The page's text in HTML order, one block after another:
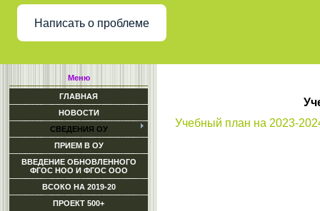
Написать о проблеме
Меню
ГЛАВНАЯ
НОВОСТИ
СВЕДЕНИЯ ОУ
ПРИЕМ В ОУ
ВВЕДЕНИЕ ОБНОВЛЕННОГО
ФГОС НОО И ФГОС ООО
ВСОКО НА 2019-20
ПРОЕКТ 500+
Учебный план на 2023-